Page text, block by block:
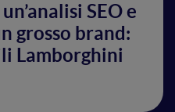
SEO e
grosso brand:
Lamborghini